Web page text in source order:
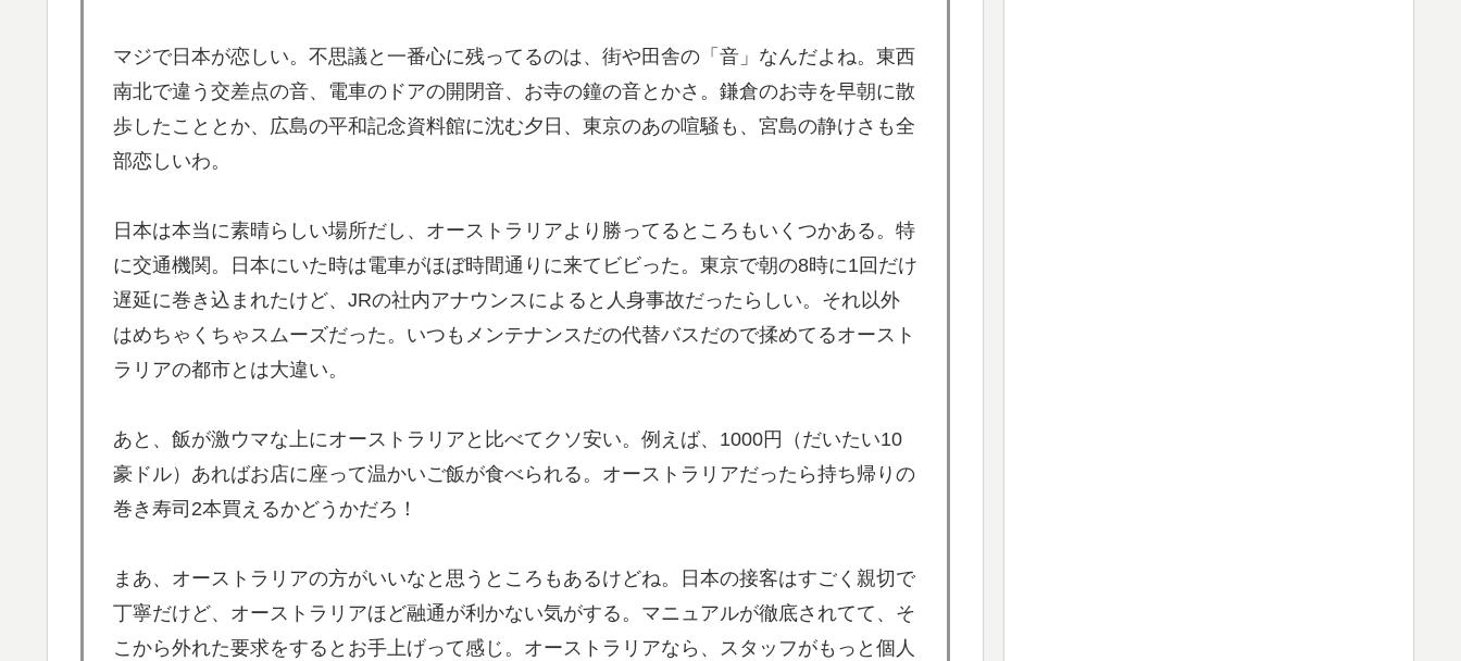
▶ 欧州「日本だけ反則だろ…」 世界の『日本びいき』にヨーロッパ全土から不満の声
▶ 海外「日本人はなんて気高いんだ！」 英高級紙も驚愕した極限の中の日本人の姿に世界が衝撃
▶ 海外「消火栓もフェイクだから消防士が右往左往する中国www」
があるからな」「ゲームのUIは優れてるのに不思議」
▶ 泳いでいる人のすぐ横に消防飛行艇が次々着水する南仏の湖「肝心の場面で毎回カメラが逃げる」
【海外の反応】
▶ 韓国人「熊本地震で見る日本の土木技術の完全勝利をご覧ください」→「これはすごいわ」「こうい
うのを見ると日本人は何か適当に作る感じがしない・・・」「あれがまさに経験値である」
マジで日本が恋しい。不思議と一番心に残ってるのは、街や田舎の「音」なんだよね。東西
南北で違う交差点の音、電車のドアの開閉音、お寺の鐘の音とかさ。鎌倉のお寺を早朝に散
歩したこととか、広島の平和記念資料館に沈む夕日、東京のあの喧騒も、宮島の静けさも全
部恋しいわ。
日本は本当に素晴らしい場所だし、オーストラリアより勝ってるところもいくつかある。特
に交通機関。日本にいた時は電車がほぼ時間通りに来てビビった。東京で朝の8時に1回だけ
遅延に巻き込まれたけど、JRの社内アナウンスによると人身事故だったらしい。それ以外
はめちゃくちゃスムーズだった。いつもメンテナンスだの代替バスだので揉めてるオースト
ラリアの都市とは大違い。
あと、飯が激ウマな上にオーストラリアと比べてクソ安い。例えば、1000円（だいたい10
豪ドル）あればお店に座って温かいご飯が食べられる。オーストラリアだったら持ち帰りの
巻き寿司2本買えるかどうかだろ！
まあ、オーストラリアの方がいいなと思うところもあるけどね。日本の接客はすごく親切で
丁寧だけど、オーストラリアほど融通が利かない気がする。マニュアルが徹底されてて、そ
こから外れた要求をするとお手上げって感じ。オーストラリアなら、スタッフがもっと個人